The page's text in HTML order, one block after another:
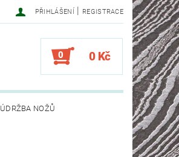
PŘIHLÁŠENÍ | REGISTRACE
0 0 Kč
ÚDRŽBA NOŽŮ